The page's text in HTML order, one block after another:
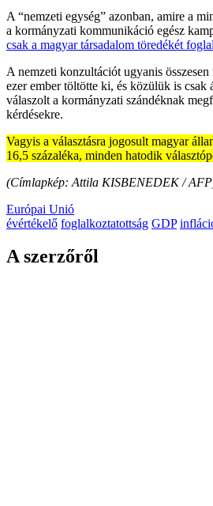
A “nemzeti egység” azonban, amire a
a kormányzati kommunikáció egész
csak a magyar társadalom töredékét
A nemzeti konzultációt ugyanis
ezer ember töltötte ki, és közülük is csak
válaszolt a kormányzati szándéknak
kérdésekre.
Vagyis a választásra jogosult magyar
16,5 százaléka, minden hatodik
(Címlapkép: Attila KISBENEDEK /
Európai Unió
évértékelő foglalkoztatottság GDP
A szerzőről